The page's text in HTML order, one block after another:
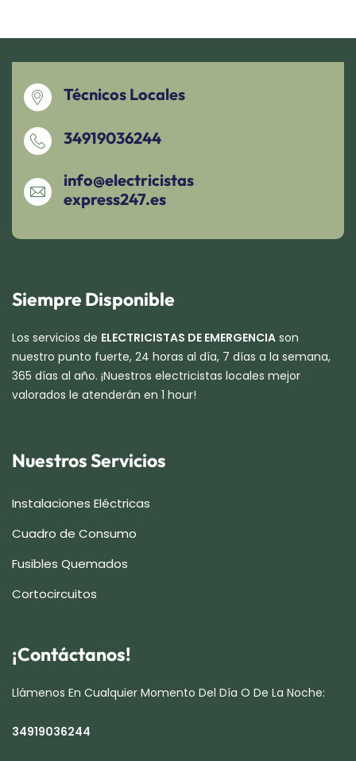
Técnicos Locales
34919036244
info@electricistas
express247.es
Siempre Disponible
Los servicios de ELECTRICISTAS DE EMERGENCIA son
nuestro punto fuerte, 24 horas al día, 7 días a la semana,
365 días al año. ¡Nuestros electricistas locales mejor
valorados le atenderán en 1 hour!
Nuestros Servicios
Instalaciones Eléctricas
Cuadro de Consumo
Fusibles Quemados
Cortocircuitos
¡Contáctanos!
Llámenos En Cualquier Momento Del Día O De La Noche:
34919036244